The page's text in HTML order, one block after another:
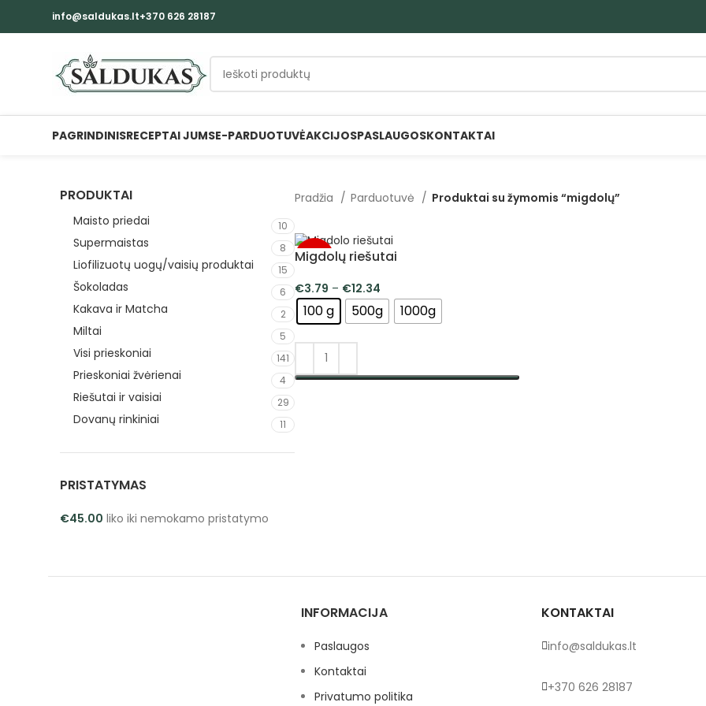
info@saldukas.lt+370 626 28187
PAGRINDINISRECEPTAI JUMSE-PARDUOTUVĖAKCIJOSPASLAUGOSKONTAKTAI
PRODUKTAI
Maisto priedai 10
Supermaistas 8
Liofilizuotų uogų/vaisių produktai 15
Šokoladas 6
Kakava ir Matcha 2
Miltai 5
Visi prieskoniai 141
Prieskoniai žvėrienai 4
Riešutai ir vaisiai 29
Dovanų rinkiniai 11
PRISTATYMAS
€45.00 liko iki nemokamo pristatymo
Pradžia Parduotuvė Produktai su žymomis “migdolų”
-5%
Migdolų riešutai
€3.79 – €12.34
100 g 500g 1000g
INFORMACIJA
Paslaugos
Kontaktai
Privatumo politika
KONTAKTAI
info@saldukas.lt
+370 626 28187